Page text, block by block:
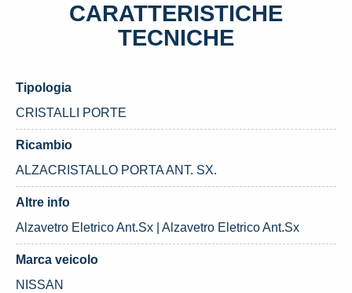
quantità
CARATTERISTICHE
TECNICHE
Tipologia
CRISTALLI PORTE
Ricambio
ALZACRISTALLO PORTA ANT. SX.
Altre info
Alzavetro Eletrico Ant.Sx | Alzavetro Eletrico Ant.Sx
Marca veicolo
NISSAN